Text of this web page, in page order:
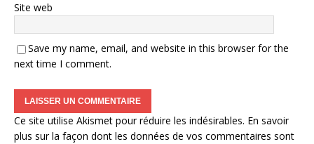
Site web
Save my name, email, and website in this browser for the
next time I comment.
Ce site utilise Akismet pour réduire les indésirables. En savoir
plus sur la façon dont les données de vos commentaires sont